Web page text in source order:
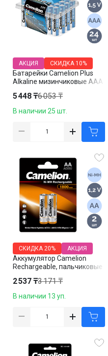
Батарейки Camelion Plus
Alkaline мизинчиковые AAA
уп, цена за упаковку
АКЦИЯ СКИДКА 10%
5 448 ₸6 053 ₸
В наличии 25 шт.
Аккумулятор Camelion
Rechargeable, пальчиковые
цена за упаковку
СКИДКА 20% АКЦИЯ
2 537 ₸3 171 ₸
В наличии 13 уп.